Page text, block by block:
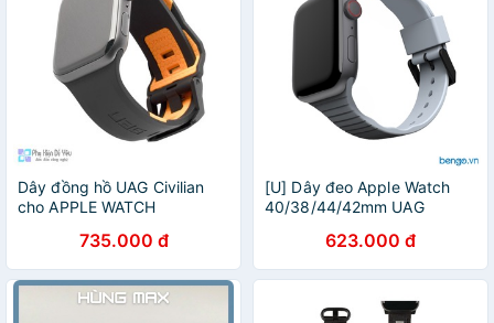
Dây đồng hồ UAG Civilian
cho APPLE WATCH
S6 và Apple Watch SE
735.000 đ
[U] Dây đeo Apple Watch
40/38/44/42mm UAG
623.000 đ